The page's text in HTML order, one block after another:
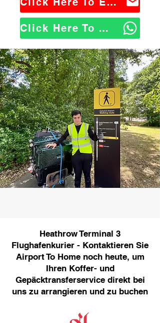
Click Here To WhatsApp Us
Heathrow Terminal 3
Flughafenkurier - Kontaktieren Sie
Airport To Home noch heute, um
Ihren Koffer- und
Gepäcktransferservice direkt bei
uns zu arrangieren und zu buchen